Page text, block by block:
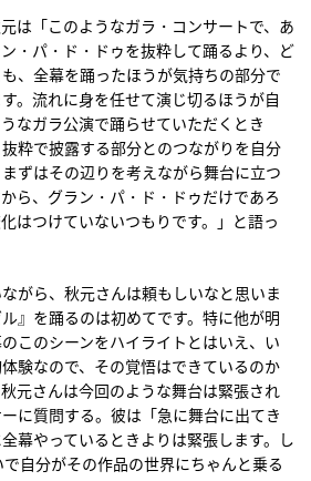
は「このようなガラ・コンサートで、あ
・パ・ド・ドゥを抜粋して踊るより、ど
、全幕を踊ったほうが気持ちの部分で
。流れに身を任せて演じ切るほうが自
なガラ公演で踊らせていただくとき
粋で披露する部分とのつながりを自分
ずはその辺りを考えながら舞台に立つ
ら、グラン・パ・ド・ドゥだけであろ
はつけていないつもりです。」と語っ
がら、秋元さんは頼もしいなと思いま
』を踊るのは初めてです。特に他が明
このシーンをハイライトとはいえ、い
験なので、その覚悟はできているのか
元さんは今回のような舞台は緊張され
に質問する。彼は「急に舞台に出てき
幕やっているときよりは緊張します。し
自分がその作品の世界にちゃんと乗る